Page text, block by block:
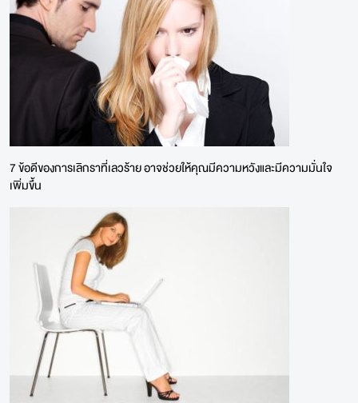
7 ข้อดีของการเลิกราที่เลวร้าย อาจช่วยให้คุณมีความหวังและมีความมั่นใจ
เพิ่มขึ้น